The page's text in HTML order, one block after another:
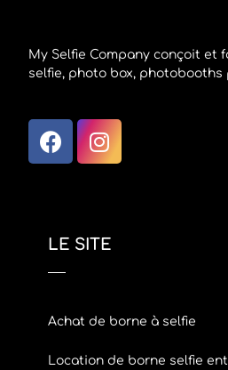
My Selfie Company conçoit et
selfie, photo box, photobooths
LE SITE
Achat de borne à selfie
Location de borne selfie